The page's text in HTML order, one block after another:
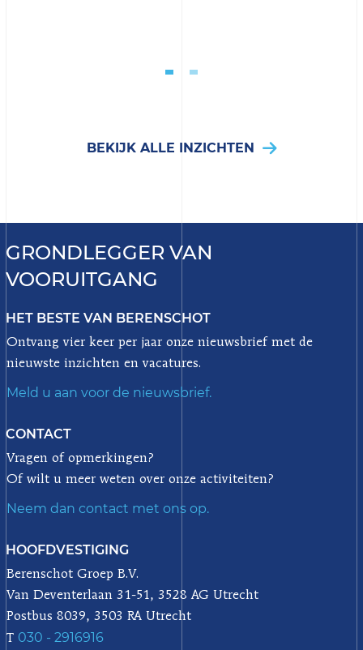
BEKIJK ALLE INZICHTEN
GRONDLEGGER VAN
VOORUITGANG
HET BESTE VAN BERENSCHOT
Ontvang vier keer per jaar onze nieuwsbrief met de
nieuwste inzichten en vacatures.
Meld u aan voor de nieuwsbrief.
CONTACT
Vragen of opmerkingen?
Of wilt u meer weten over onze activiteiten?
Neem dan contact met ons op.
HOOFDVESTIGING
Berenschot Groep B.V.
Van Deventerlaan 31-51, 3528 AG Utrecht
Postbus 8039, 3503 RA Utrecht
T 030 - 2916916